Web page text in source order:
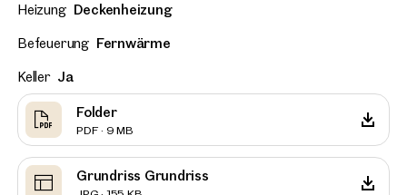
Heizung Deckenheizung
Befeuerung Fernwärme
Keller Ja
Folder
PDF · 9 MB
Grundriss Grundriss